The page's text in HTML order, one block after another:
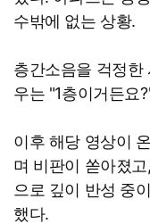
수밖에 없는 상황.
층간소음을 걱정한
우는 "1층이거든요
이후 해당 영상이
며 비판이 쏟아졌
으로 깊이 반성 중
했다.